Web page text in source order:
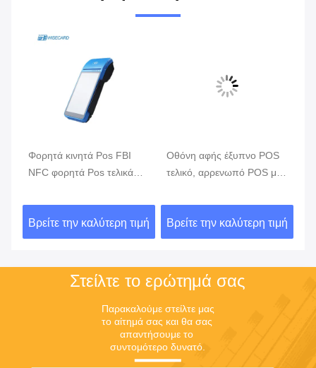
Φορητά κινητά Pos FBI
NFC φορητά Pos τελικά
5800mAh
Βρείτε την καλύτερη τιμή
Οθόνη αφής έξυπνο POS
τελικό, αρρενωπό POS με
αποτυπωμάτων
Βρείτε την καλύτερη τιμή
Στείλτε το ερώτημά σας
Παρακαλούμε στείλτε μας
το αίτημά σας και θα σας
απαντήσουμε το
συντομότερο δυνατό.